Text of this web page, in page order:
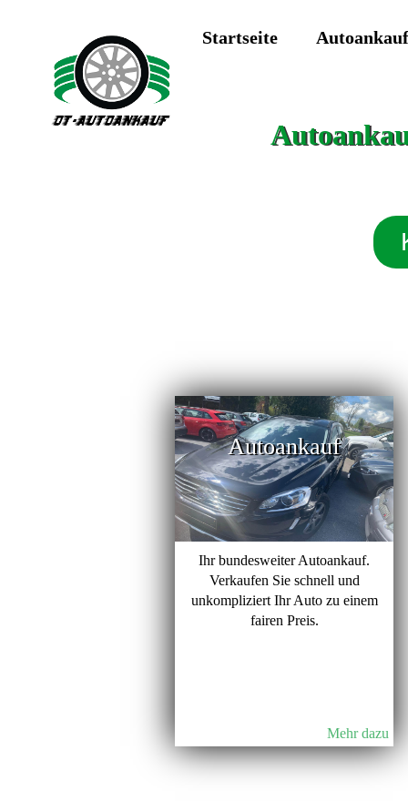
Startseite Autoankauf
Autoankauf
Ihr bundesweiter Autoankauf.
Verkaufen Sie schnell und
unkompliziert Ihr Auto zu einem
fairen Preis.
Mehr dazu